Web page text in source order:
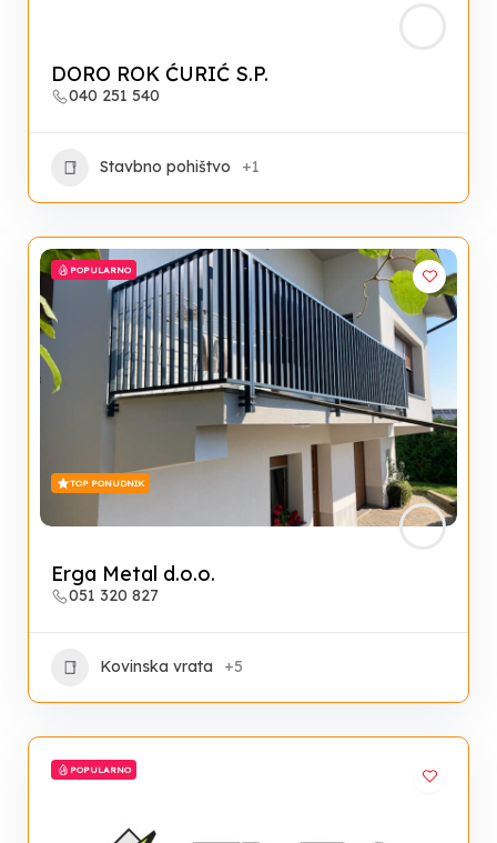
DORO ROK ĆURIĆ S.P.
040 251 540
Stavbno pohištvo +1
POPULARNO
TOP PONUDNIK
Erga Metal d.o.o.
051 320 827
Kovinska vrata +5
POPULARNO